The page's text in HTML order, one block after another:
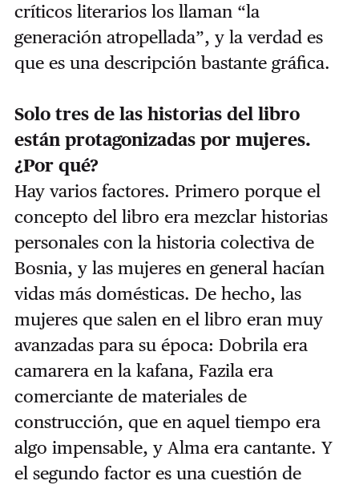
críticos literarios los llaman “la
generación atropellada”, y la verdad es
que es una descripción bastante gráfica.
Solo tres de las historias del libro
están protagonizadas por mujeres.
¿Por qué?
Hay varios factores. Primero porque el
concepto del libro era mezclar historias
personales con la historia colectiva de
Bosnia, y las mujeres en general hacían
vidas más domésticas. De hecho, las
mujeres que salen en el libro eran muy
avanzadas para su época: Dobrila era
camarera en la kafana, Fazila era
comerciante de materiales de
construcción, que en aquel tiempo era
algo impensable, y Alma era cantante. Y
el segundo factor es una cuestión de